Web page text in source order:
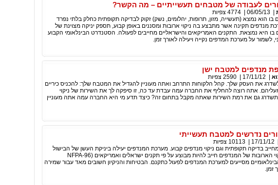
לעבודה של מטבחים תעשייתיים – מה הקשר?
06/05/13
4774 צפיות
הוא נמצא (תעשייה, מזון, תרופות, יהלומים, נשק) זקוק לבדיקה תקופתית כחלק בלתי נפרד
מנדפים תקינה אשר מתבצע בה ניקוי ארובות ומסננים באופן קבוע, תספק יניקה מצוינת של
בו היא נמצאת. התקנים האמריקאים והישראליים מחייבים לפעולה. הסטנדרט הבינלאומי הקבוע
לשמור על מערכת המדפים נקייה ויעילה לאורך זמן.
מנדפים למטבח ישן
17/11/12
2590 צפיות
לשדרג את העסק שלך. קהל הלקוחות התרחב ואתה מעוניין להגדיל את המטבח שלך: להכניס כיריים
אתה רוצה להחליף את החברה עמה עבדת עד כה, זו סיפקה לך את השירות של ניקוי
גם את רמת השירות שאתה מקבל בתחום זה? כיצד תדע מי היא החברה עמה אתה מעוניין
נדרשים למטבח תעשייתי
17/11/12
10113 צפיות
בדיקה תקופתית וגם ניקוי מנדפים קבוע. מערכת המנדפים יעילה ביניקת העשן של הבישול
במטבחים תעשייתיים. ניקוי הארובות של המנדפים חייב להיות מבוצע על פי תקנים ישראלים ואמריקאים (NFPA-96
מסייעים למערכת המנדפים לפעול כתקנם. הבטיחות והניקיון חשובים מאד עבור שמירה
זמן.